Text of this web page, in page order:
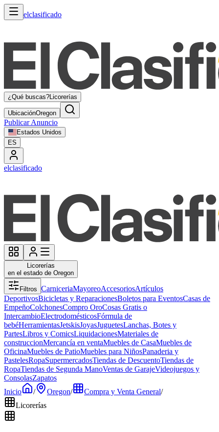
elclasificado
¿Qué buscas?Licorerías
UbicaciónOregon
Publicar Anuncio
Estados Unidos
ES
elclasificado
Licorerías
en el estado de Oregon
Filtros CarniceriaMayoreoAccesoriosArtículos
DeportivosBicicletas y ReparacionesBoletos para EventosCasas de
EmpeñoColchonesCompro OroCosas Gratis o
IntercambioElectrodomésticosFórmula de
bebéHerramientasJetskisJoyasJuguetesLanchas, Botes y
PartesLibros y ComicsLiquidacionesMateriales de
construccionMercancía en ventaMuebles de CasaMuebles de
OficinaMuebles de PatioMuebles para NiñosPanaderia y
PastelesRopaSupermercadosTiendas de DescuentoTiendas de
RopaTiendas de Segunda ManoVentas de GarajeVideojuegos y
ConsolasZapatos
Inicio
/ Oregon/ Compra y Venta General/
Licorerías